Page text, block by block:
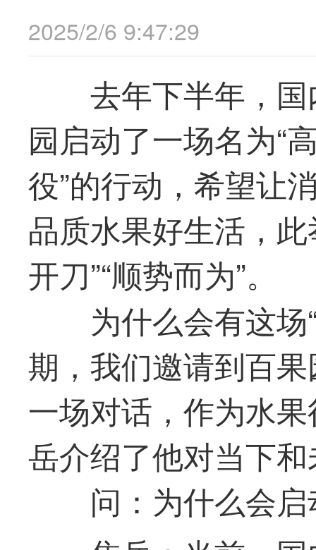
2025/2/6 9:47:29
去年下半年，
园启动了一场名为“
役”的行动，希望让
品质水果好生活，
开刀”“顺势而为”。
为什么会有这
期，我们邀请到百
一场对话，作为水
岳介绍了他对当下
问：为什么会